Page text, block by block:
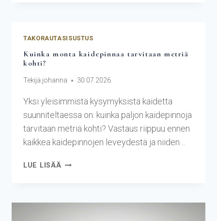
TAKORAUTASISUSTUS
Kuinka monta kaidepinnaa tarvitaan metriä
kohti?
Tekijä johanna 30.07.2026
Yksi yleisimmistä kysymyksistä kaidetta
suunniteltaessa on: kuinka paljon kaidepinnoja
tarvitaan metriä kohti? Vastaus riippuu ennen
kaikkea kaidepinnojen leveydestä ja niiden…
LUE LISÄÄ